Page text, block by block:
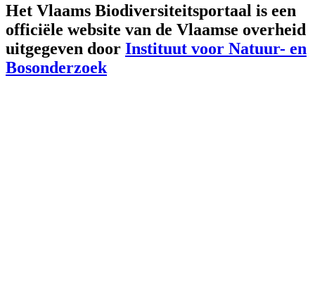
Het Vlaams Biodiversiteitsportaal is een
officiële website van de Vlaamse overheid
uitgegeven door Instituut voor Natuur- en
Bosonderzoek